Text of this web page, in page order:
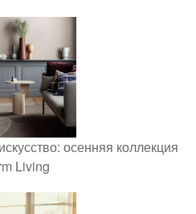
осенняя коллекция
Living